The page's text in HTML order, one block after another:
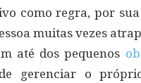
como regra, por
muitas vezes
até dos pequenos
gerenciar o